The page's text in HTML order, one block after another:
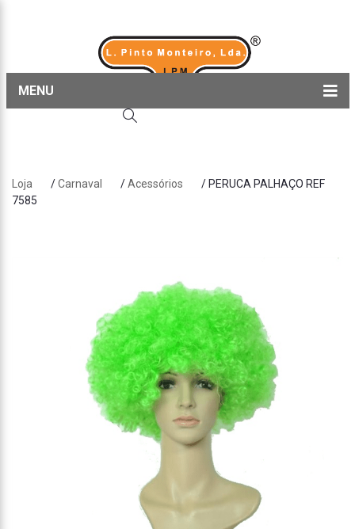
MENU
Sobre nós
Loja /Carnaval /Acessórios
/ PERUCA PALHAÇO REF
7585